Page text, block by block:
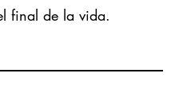
final de la vida.